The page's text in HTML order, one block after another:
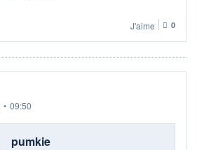
J'aime 0
• 09:50
pumkie